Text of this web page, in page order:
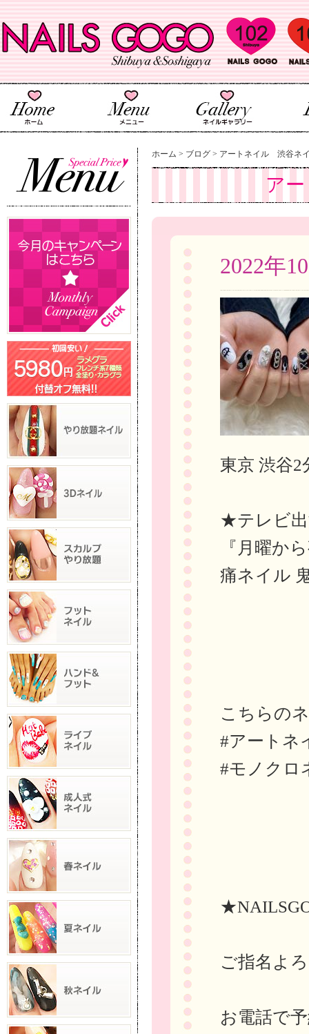
ホーム > ブログ > アートネイル 渋谷ネ
ア
2022年
東京 渋谷
★テレビ
『月曜か
痛ネイル
こちらの
#アートネ
#モノクロ
ご指名よ
お電話で